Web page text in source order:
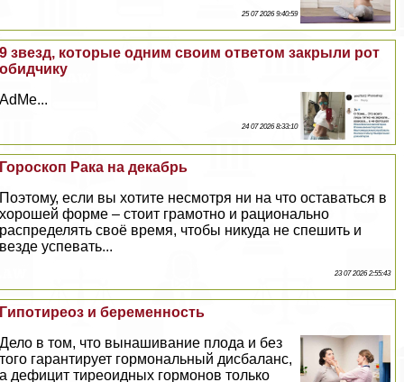
25 07 2026 9:40:59
9 звезд, которые одним своим ответом закрыли рот
обидчику
AdMe...
24 07 2026 8:33:10
Гороскоп Paка на декабрь
Поэтому, если вы хотите несмотря ни на что оставаться в
хорошей форме – стоит грамотно и рационально
распределять своё время, чтобы никуда не спешить и
везде успевать...
23 07 2026 2:55:43
Гипотиреоз и беременность
Дело в том, что вынашивание плода и без
того гарантирует гормональный дисбаланс,
а дефицит тиреоидных гормонов только